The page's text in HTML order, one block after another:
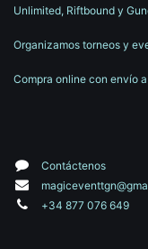
Unlimited, Riftbound y
Organizamos torneos y
Compra online con envío
Contáctenos
+34 877 076 649